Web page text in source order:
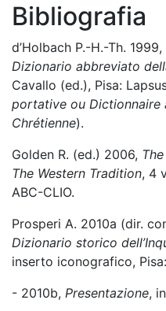
Bibliografia
d’Holbach P.-H.-Th. 1999,
Dizionario abbreviato
Cavallo (ed.), Pisa:
portative ou Dictionnaire
Chrétienne).
Golden R. (ed.) 2006,
The Western Tradition, 4
ABC-CLIO.
Prosperi A. 2010a (dir.
Dizionario storico
inserto iconografico,
- 2010b, Presentazione,